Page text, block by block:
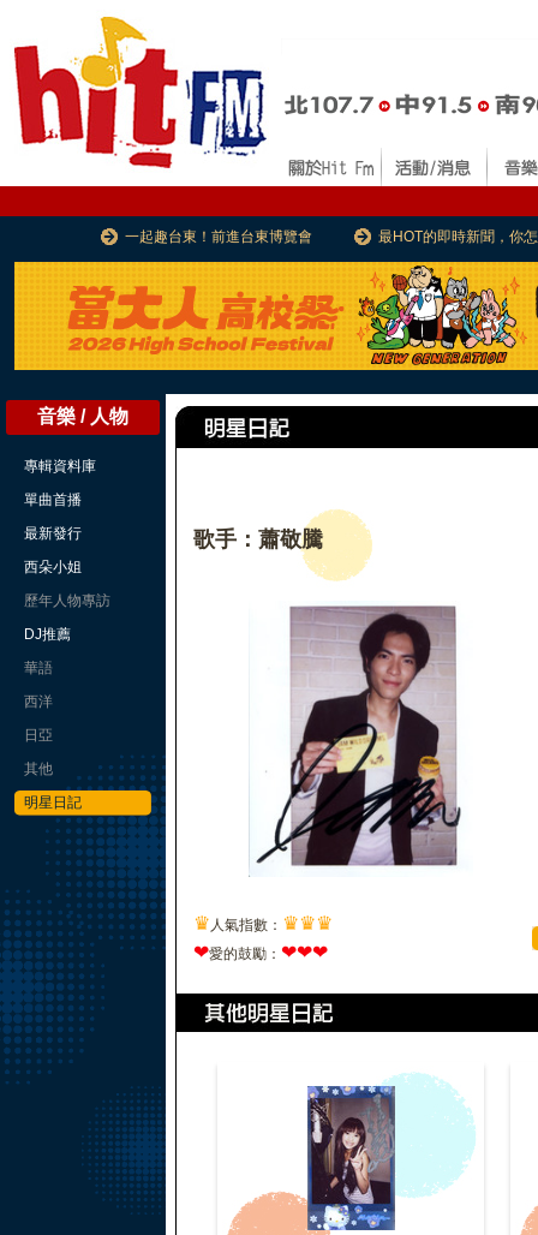
一起趣台東！前進台東博覽會 最HOT的即時新聞，你
音樂 / 人物
專輯資料庫
單曲首播
最新發行
西朵小姐
歷年人物專訪
DJ推薦
華語
西洋
日亞
其他
明星日記
歌手：蕭敬騰
♛ 人氣指數： ♛♛♛
❤愛的鼓勵： ❤❤❤